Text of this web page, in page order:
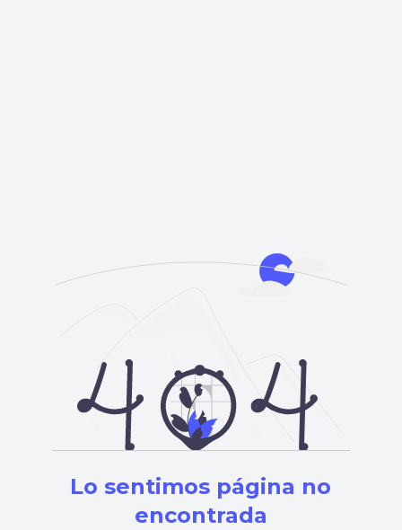
Lo sentimos página no
encontrada